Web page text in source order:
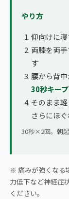
やり方
仰向けに
両膝を両
す
腰から背中
30秒キープ
そのまま
さらにほ
30秒×2回。朝起
※ 痛みが強くなる
力低下など神経症
ください。